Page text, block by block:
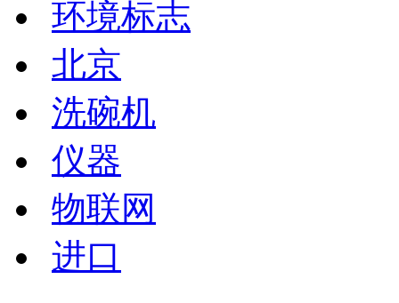
环境标志
北京
洗碗机
仪器
物联网
进口